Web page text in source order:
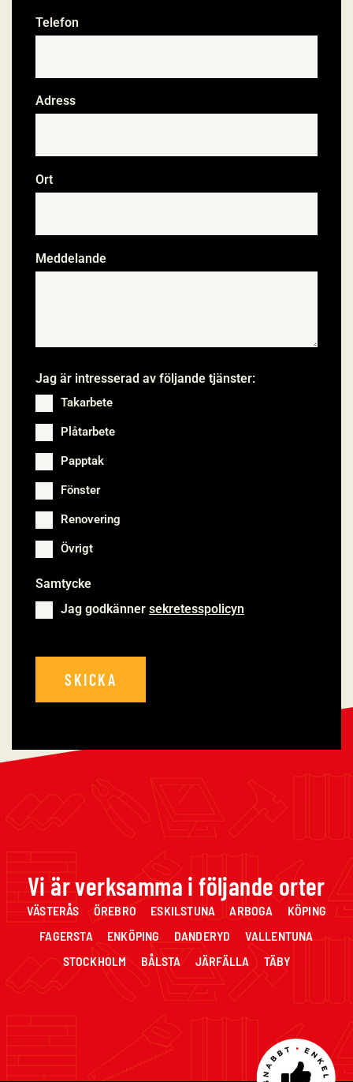
Telefon
Adress
Ort
Meddelande
Jag är intresserad av följande tjänster:
Takarbete
Plåtarbete
Papptak
Fönster
Renovering
Övrigt
Samtycke
Jag godkänner sekretesspolicyn
Vi är verksamma i följande orter
VÄSTERÅS ÖREBRO ESKILSTUNA ARBOGA KÖPING
FAGERSTA ENKÖPING DANDERYD VALLENTUNA
STOCKHOLM BÅLSTA JÄRFÄLLA TÄBY